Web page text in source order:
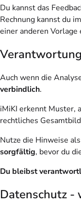
Du kannst das
Rechnung kannst du
einer anderen Vorlage
Auch wenn die
verbindlich.
iMiKI erkennt Muster,
rechtliches
Nutze die Hinweise
sorgfältig, bevor du
Du bleibst
Datenschutz -